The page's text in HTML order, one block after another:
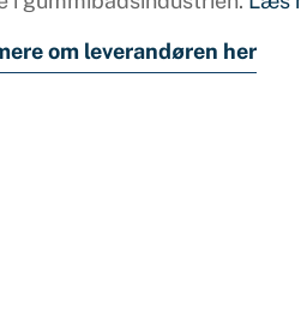
om leverandøren her